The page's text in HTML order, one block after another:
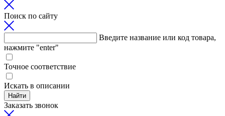
Поиск по сайту
Введите название или код товара,
нажмите "enter"
Точное соответствие
Искать в описании
Найти
Заказать звонок